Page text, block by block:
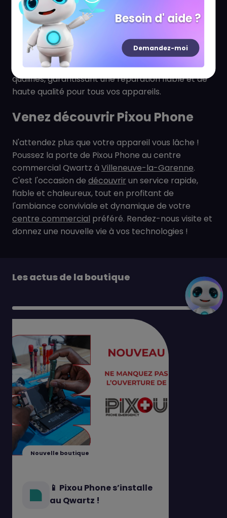
marques, pour un service complet et polyvalent.
Quelle est l'expertise des techniciens de
Pixou Phone ?
Les techniciens de Pixou Phone sont des experts
qualifiés, garantissant une réparation fiable et de
haute qualité pour tous vos appareils.
Venez découvrir Pixou Phone
N'attendez plus que votre appareil vous lâche !
Poussez la porte de Pixou Phone au centre
commercial Qwartz à Villeneuve-la-Garenne.
C'est l'occasion de découvrir un service rapide,
fiable et chaleureux, tout en profitant de
l'ambiance conviviale et dynamique de votre
centre commercial préféré. Rendez-nous visite et
donnez une nouvelle vie à vos technologies !
Les actus de la boutique
Nouvelle boutique
📱 Pixou Phone s’installe
au Qwartz !
Besoin d' aide ?
Demandez-moi